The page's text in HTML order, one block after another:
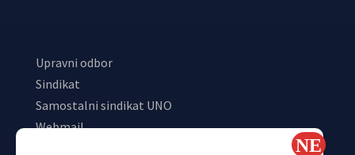
Upravni odbor
Sindikat
Samostalni sindikat UNO
Webmail